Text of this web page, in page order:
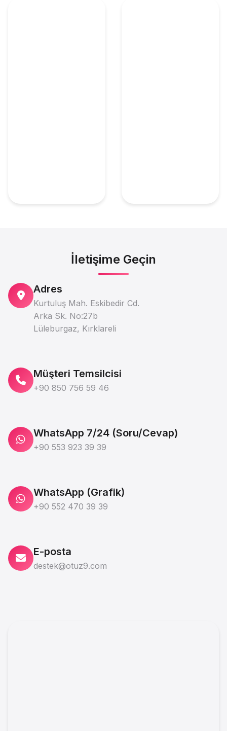
İletişime Geçin
Adres
Kurtuluş Mah. Eskibedir Cd.
Arka Sk. No:27b
Lüleburgaz, Kırklareli
Müşteri Temsilcisi
+90 850 756 59 46
WhatsApp 7/24 (Soru/Cevap)
+90 553 923 39 39
WhatsApp (Grafik)
+90 552 470 39 39
E-posta
destek@otuz9.com